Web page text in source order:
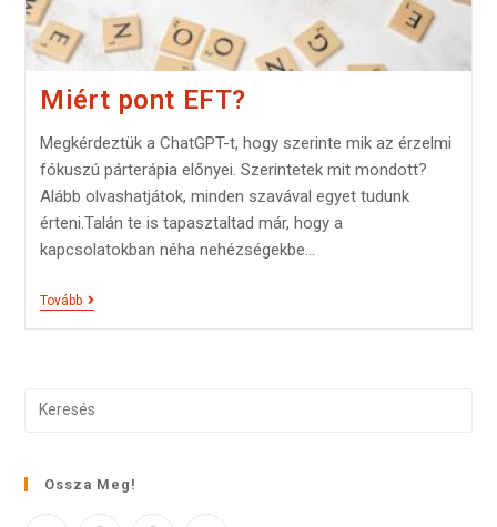
Miért pont EFT?
Megkérdeztük a ChatGPT-t, hogy szerinte mik az érzelmi
fókuszú párterápia előnyei. Szerintetek mit mondott?
Alább olvashatjátok, minden szavával egyet tudunk
érteni.Talán te is tapasztaltad már, hogy a
kapcsolatokban néha nehézségekbe…
Tovább
Ossza Meg!